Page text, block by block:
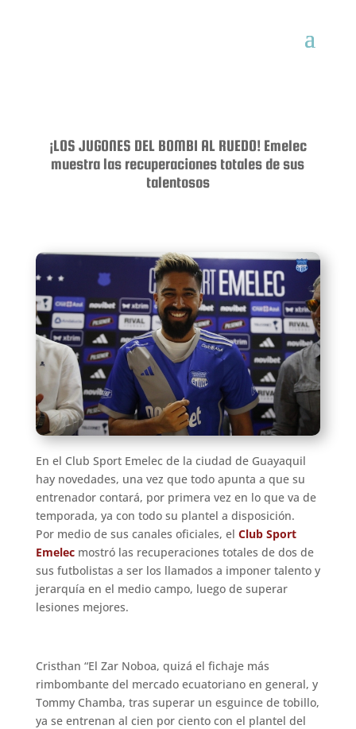
¡LOS JUGONES DEL BOMBI AL RUEDO! Emelec
muestra las recuperaciones totales de sus
talentosos
En el Club Sport Emelec de la ciudad de Guayaquil
hay novedades, una vez que todo apunta a que su
entrenador contará, por primera vez en lo que va de
temporada, ya con todo su plantel a disposición.
Por medio de sus canales oficiales, el Club Sport
Emelecmostró las recuperaciones totales de dos de
sus futbolistas a ser los llamados a imponer talento y
jerarquía en el medio campo, luego de superar
lesiones mejores.
Cristhan “El Zar Noboa, quizá el fichaje más
rimbombante del mercado ecuatoriano en general, y
Tommy Chamba, tras superar un esguince de tobillo,
ya se entrenan al cien por ciento con el plantel del